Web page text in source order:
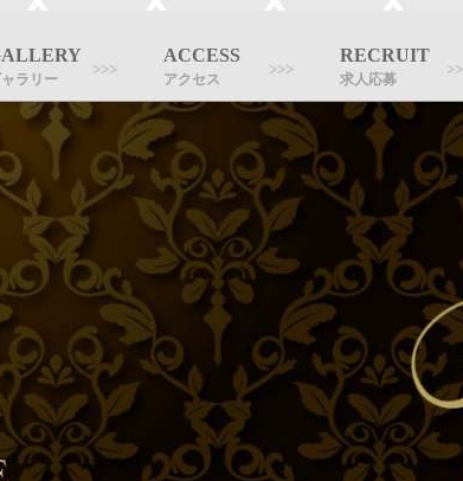
ラリー
ACCESS
アクセス
RECRUIT
求人応募